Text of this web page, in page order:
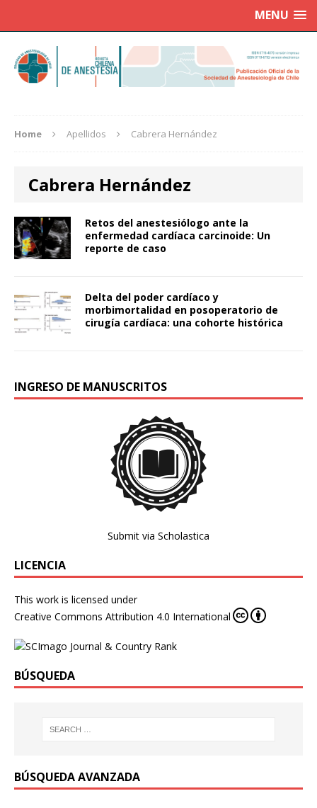
MENU
Home Apellidos Cabrera Hernández
Cabrera Hernández
Retos del anestesiólogo ante la
enfermedad cardíaca carcinoide: Un
reporte de caso
Delta del poder cardíaco y
morbimortalidad en posoperatorio de
cirugía cardíaca: una cohorte histórica
INGRESO DE MANUSCRITOS
Submit via Scholastica
LICENCIA
This work is licensed under
Creative Commons Attribution 4.0 International
BÚSQUEDA
BÚSQUEDA AVANZADA